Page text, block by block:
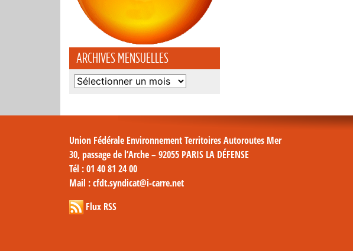
ARCHIVES MENSUELLES
Archives
Union Fédérale Environnement Territoires Autoroutes Mer
30, passage de l’Arche – 92055 PARIS LA DÉFENSE
Tél : 01 40 81 24 00
Mail : cfdt.syndicat@i-carre.net
Flux RSS